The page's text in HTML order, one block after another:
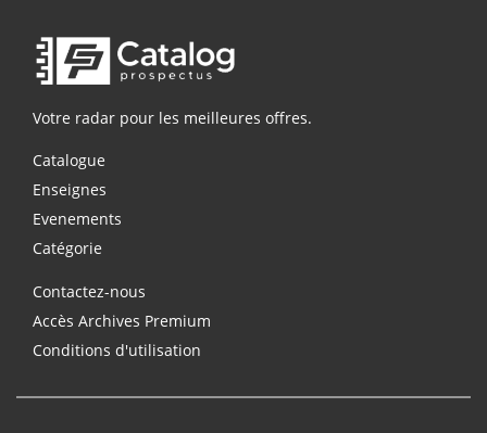
Votre radar pour les meilleures offres.
Catalogue
Enseignes
Evenements
Catégorie
Contactez-nous
Accès Archives Premium
Conditions d'utilisation